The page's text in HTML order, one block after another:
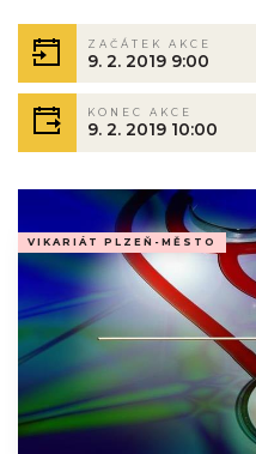
ZAČÁTEK AKCE
9. 2. 2019 9:00
KONEC AKCE
9. 2. 2019 10:00
VIKARIÁT PLZEŇ-MĚSTO